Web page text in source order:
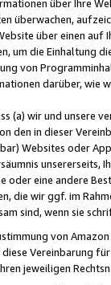
über Ihre
überwachen,
über einen
um die Einhaltung
von
darüber, wie
(a) wir und
den in dieser
Websites oder
unsererseits,
eine andere
die wir ggf. im
sind, wenn sie
von
Vereinbarung
jeweiligen